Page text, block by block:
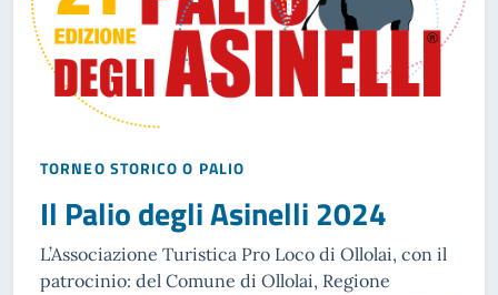
TORNEO STORICO O PALIO
Il Palio degli Asinelli 2024
L’Associazione Turistica Pro Loco di Ollolai, con il
patrocinio: del Comune di Ollolai, Regione